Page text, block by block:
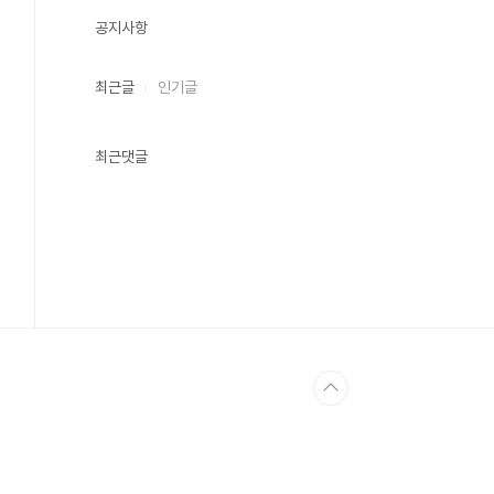
공지사항
최근글 인기글
최근댓글